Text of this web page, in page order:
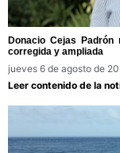
Donacio Cejas
corregida y ampliada
jueves 6 de agosto de
Leer contenido de la